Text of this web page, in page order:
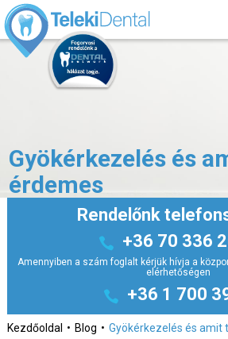
Gyökérkezelés és
érdemes
Rendelőnk
+36 70 336
Amennyiben a szám foglalt kérjük hívja a
elérhetőségen
+36 1 700
Kezdőoldal Blog Gyökérkezelés és amit